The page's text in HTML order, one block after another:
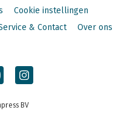
Cookie instellingen
& Contact Over ons
BV